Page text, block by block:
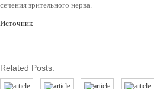
сечения зрительного нерва.
Источник
Related Posts: